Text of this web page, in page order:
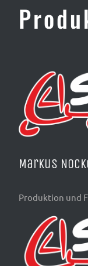
Markus
Produktion und